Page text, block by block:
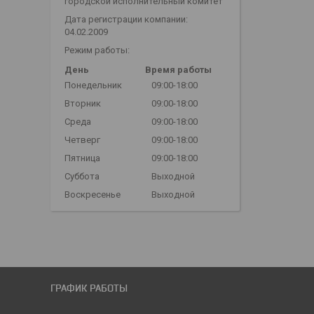
Дата регистрации компании:
04.02.2009
Режим работы:
День
Время работы
Понедельник
09:00-18:00
Вторник
09:00-18:00
Среда
09:00-18:00
Четверг
09:00-18:00
Пятница
09:00-18:00
Суббота
Выходной
Воскресенье
Выходной
ГРАФИК РАБОТЫ